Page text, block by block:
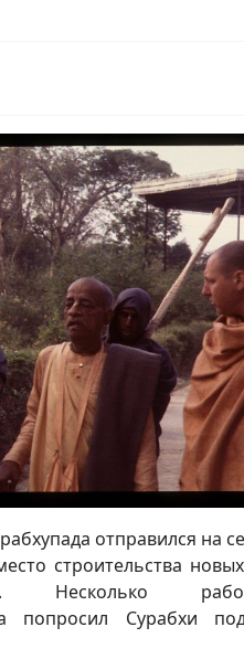
отправился на
строительства
Несколько
попросил Сурабхи